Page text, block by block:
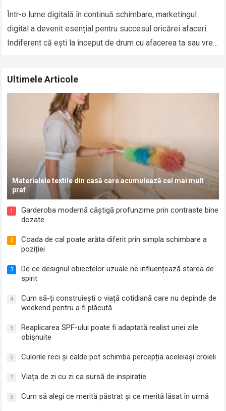
Într-o lume digitală în continuă schimbare, marketingul
digital a devenit esențial pentru succesul oricărei afaceri.
Indiferent că ești la început de drum cu afacerea ta sau vrei
Ultimele Articole
Materialele textile din casă care acumulează cel mai mult
praf
1
Garderoba modernă câștigă profunzime prin contraste bine
dozate
2
Coada de cal poate arăta diferit prin simpla schimbare a
poziției
3
De ce designul obiectelor uzuale ne influențează starea de
spirit
4
Cum să-ți construiești o viață cotidiană care nu depinde de
weekend pentru a fi plăcută
5
Reaplicarea SPF-ului poate fi adaptată realist unei zile
obișnuite
6 Culorile reci și calde pot schimba percepția aceleiași croieli
7 Viața de zi cu zi ca sursă de inspirație
8 Cum să alegi ce merită păstrat și ce merită lăsat în urmă